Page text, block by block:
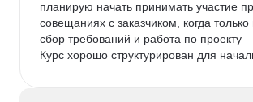
планирую начать принимать участие
совещаниях с заказчиком, когда только
сбор требований и работа по проекту
Курс хорошо структурирован для